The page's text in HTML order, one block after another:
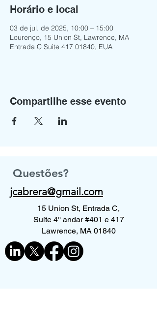
Horário e local
03 de jul. de 2025, 10:00 – 15:00
Lourenço, 15 Union St, Lawrence, MA
Entrada C Suite 417 01840, EUA
Compartilhe esse evento
Questões?
jcabrera@gmail.com
15 Union St, Entrada C,
Suíte 4º andar #401 e 417
Lawrence, MA 01840